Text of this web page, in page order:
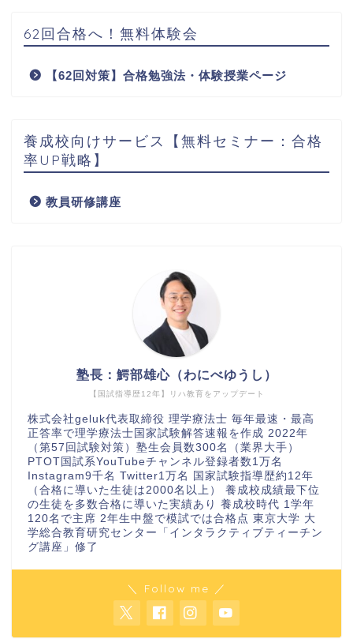
62回合格へ！無料体験会
【62回対策】合格勉強法・体験授業ページ
養成校向けサービス【無料セミナー：合格
率UP戦略】
教員研修講座
【国試指導歴12年】リハ教育をアップデート
塾長：鰐部雄心（わにべゆうし）
株式会社geluk代表取締役 理学療法士 毎年最速・最高
正答率で理学療法士国家試験解答速報を作成 2022年
（第57回試験対策）塾生会員数300名（業界大手）
PTOT国試系YouTubeチャンネル登録者数1万名
Instagram9千名 Twitter1万名 国家試験指導歴約12年
（合格に導いた生徒は2000名以上） 養成校成績最下位
の生徒を多数合格に導いた実績あり 養成校時代 1学年
120名で主席 2年生中盤で模試では合格点 東京大学 大
学総合教育研究センター「インタラクティブティーチン
グ講座」修了
＼ Follow me ／